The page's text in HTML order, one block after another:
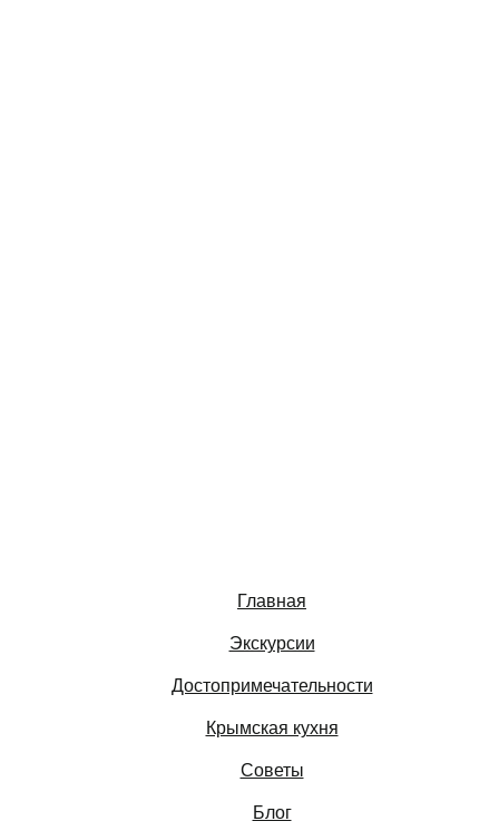
Главная
Экскурсии
Достопримечательности
Крымская кухня
Советы
Блог